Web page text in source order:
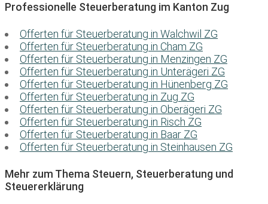
Professionelle Steuerberatung im Kanton Zug
Offerten für Steuerberatung in Walchwil ZG
Offerten für Steuerberatung in Cham ZG
Offerten für Steuerberatung in Menzingen ZG
Offerten für Steuerberatung in Unterägeri ZG
Offerten für Steuerberatung in Hünenberg ZG
Offerten für Steuerberatung in Zug ZG
Offerten für Steuerberatung in Oberägeri ZG
Offerten für Steuerberatung in Risch ZG
Offerten für Steuerberatung in Baar ZG
Offerten für Steuerberatung in Steinhausen ZG
Mehr zum Thema Steuern, Steuerberatung und
Steuererklärung